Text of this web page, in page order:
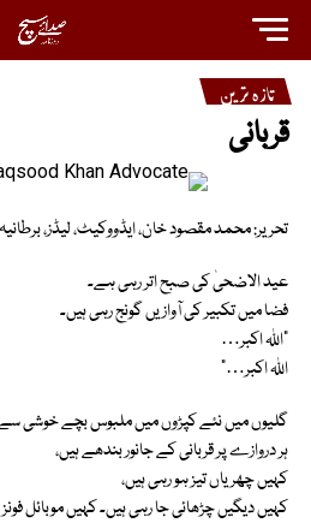
تازہ ترین
قربانی
تحریر: محمد مقصود خان، ایڈووکیٹ، لیڈز، برطانیہ
عید الاضحیٰ کی صبح اتر رہی ہے۔
فضا میں تکبیر کی آوازیں گونج رہی ہیں۔
“اللہ اکبر…
اللہ اکبر…”
گلیوں میں نئے کپڑوں میں ملبوس بچے خوشی
ہر دروازے پر قربانی کے جانور بندھے ہیں،
کہیں چھریاں تیز ہو رہی ہیں،
کہیں دیگیں چڑھائی جا رہی ہیں۔ کہیں موبائل